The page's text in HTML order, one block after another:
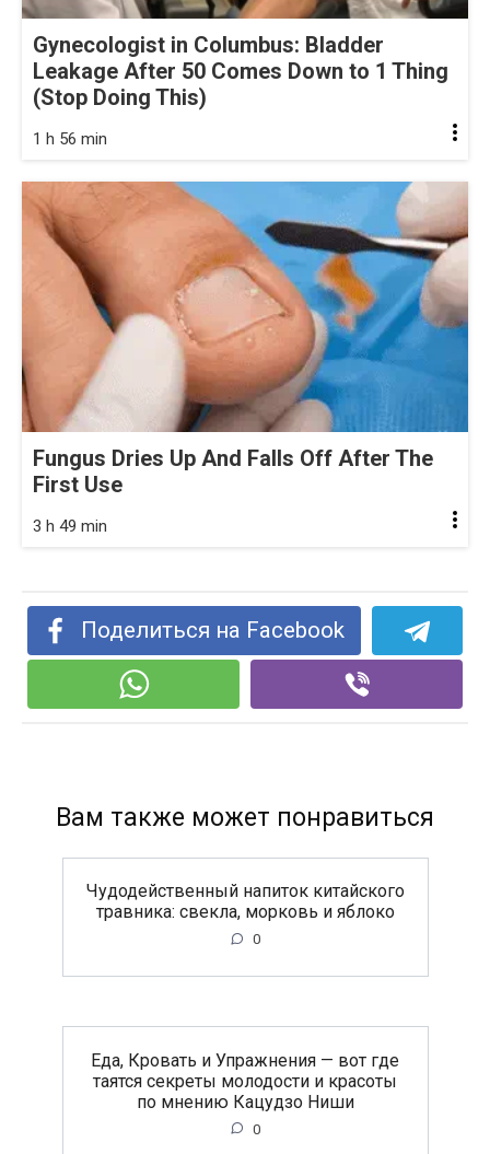
Gynecologist in Columbus: Bladder
Leakage After 50 Comes Down to 1 Thing
(Stop Doing This)
1 h 56 min
Fungus Dries Up And Falls Off After The
First Use
3 h 49 min
Поделиться на Facebook
Вам также может понравиться
Чудодейственный напиток китайского
травника: свекла, морковь и яблоко
0
Еда, Кровать и Упражнения — вот где
таятся секреты молодости и красоты
по мнению Кацудзо Ниши
0